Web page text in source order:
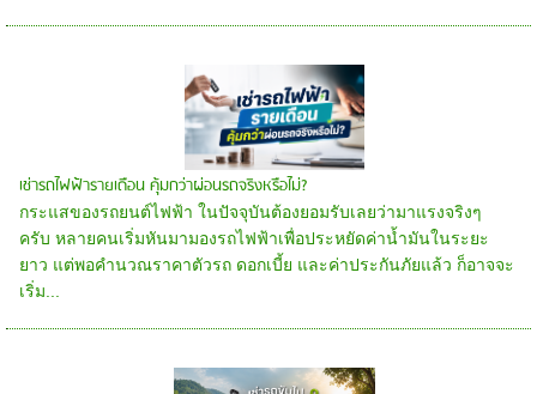
เช่ารถไฟฟ้ารายเดือน คุ้มกว่าผ่อนรถจริงหรือไม่?
กระแสของรถยนต์ไฟฟ้า ในปัจจุบันต้องยอมรับเลยว่ามาแรงจริงๆ
ครับ หลายคนเริ่มหันมามองรถไฟฟ้าเพื่อประหยัดค่าน้ำมันในระยะ
ยาว แต่พอคำนวณราคาตัวรถ ดอกเบี้ย และค่าประกันภัยแล้ว ก็อาจจะ
เริ่ม...